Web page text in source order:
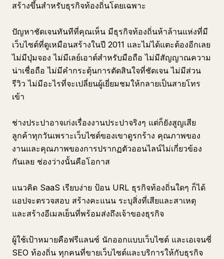
สร้างขึ้นสำหรับธุรกิจท้องถิ่นโดยเฉพาะ
ปัญหาชัดเจนทันทีที่คุณเห็น มีธุรกิจท้องถิ่นห้าล้านแห่งที่มี
เว็บไซต์ที่ดูเหมือนสร้างในปี 2011 และไม่ได้แตะต้องอีกเลย
ไม่มีปุ่มจอง ไม่มีเลย์เอาต์สำหรับมือถือ ไม่มีสัญญาณความ
น่าเชื่อถือ ไม่มีคำกระตุ้นการตัดสินใจที่ชัดเจน ไม่มีส่วน
รีวิว ไม่มีอะไรที่จะเปลี่ยนผู้เยี่ยมชมให้กลายเป็นสายโทร
เข้า
ช่างประปาอาจเก่งเรื่องงานประปาจริงๆ แต่ก็ยังสูญเสีย
ลูกค้าทุกวันเพราะเว็บไซต์ของเขาดูรกร้าง คุณภาพของ
งานและคุณภาพของการปรากฏตัวออนไลน์ไม่เกี่ยวข้อง
กันเลย ช่องว่างนั้นคือโอกาส
แนวคิด SaaS เรียบง่าย ป้อน URL ธุรกิจท้องถิ่นใดๆ ก็ได้
แอปจะตรวจสอบ สร้างคะแนน ระบุสิ่งที่เสียและสาเหตุ
และสร้างอีเมลเย็นที่พร้อมส่งถึงเจ้าของธุรกิจ
ผู้ใช้เป้าหมายคือฟรีแลนซ์ นักออกแบบเว็บไซต์ และเอเจนซี่
SEO ท้องถิ่น ทุกคนที่ขายเว็บไซต์และบริการให้กับธุรกิจ